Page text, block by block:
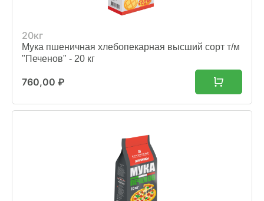
20кг
Мука пшеничная хлебопекарная высший сорт т/м
"Печенов" - 20 кг
760,00 ₽